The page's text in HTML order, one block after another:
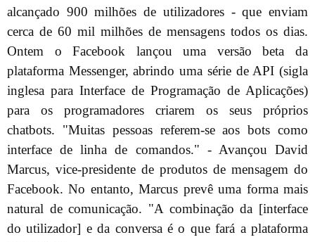
alcançado 900 milhões de utilizadores - que enviam
cerca de 60 mil milhões de mensagens todos os dias.
Ontem o Facebook lançou uma versão beta da
plataforma Messenger, abrindo uma série de API (sigla
inglesa para Interface de Programação de Aplicações)
para os programadores criarem os seus próprios
chatbots. "Muitas pessoas referem-se aos bots como
interface de linha de comandos." - Avançou David
Marcus, vice-presidente de produtos de mensagem do
Facebook. No entanto, Marcus prevê uma forma mais
natural de comunicação. "A combinação da [interface
do utilizador] e da conversa é o que fará a plataforma